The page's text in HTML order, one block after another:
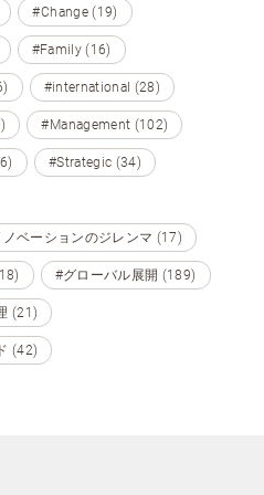
#Change (19)
#Family (16)
#international (28)
#Management (102)
#Strategic (34)
ベーションのジレンマ (17)
#グローバル展開 (189)
(21)
(42)